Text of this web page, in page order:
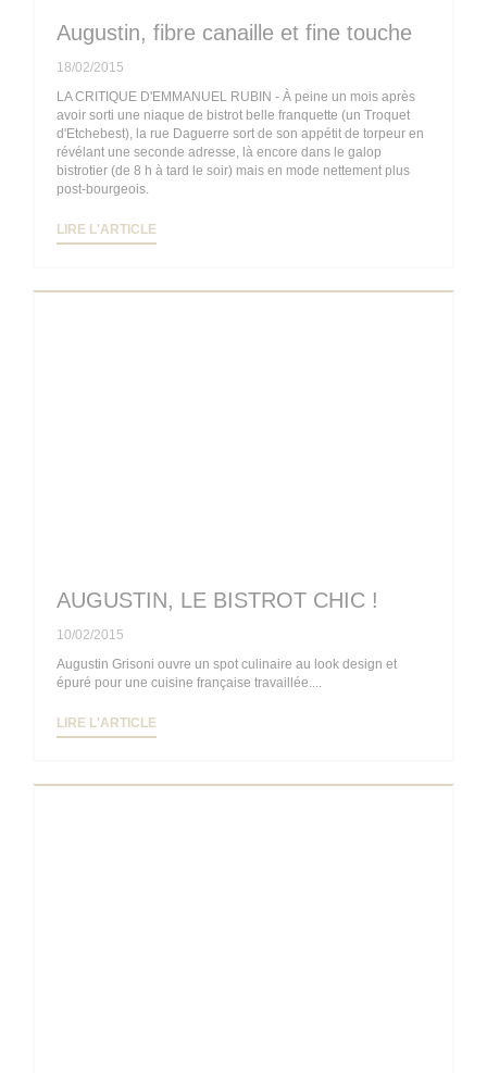
Augustin, fibre canaille et fine touche
18/02/2015
LA CRITIQUE D'EMMANUEL RUBIN - À peine un mois après
avoir sorti une niaque de bistrot belle franquette (un Troquet
d'Etchebest), la rue Daguerre sort de son appétit de torpeur en
révélant une seconde adresse, là encore dans le galop
bistrotier (de 8 h à tard le soir) mais en mode nettement plus
post-bourgeois.
LIRE L'ARTICLE
AUGUSTIN, LE BISTROT CHIC !
10/02/2015
Augustin Grisoni ouvre un spot culinaire au look design et
épuré pour une cuisine française travaillée....
LIRE L'ARTICLE